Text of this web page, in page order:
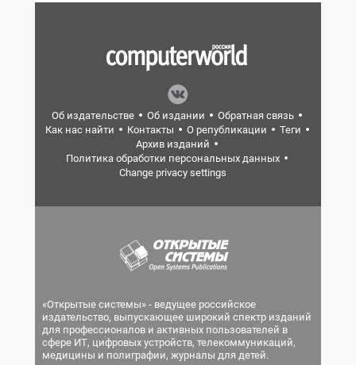
Об издательстве Об издании
Обратная связь
Как нас найти
Контакты О републикации
Теги
Архив изданий
Политика обработки персональных данных
Change privacy settings
«Открытые системы» - ведущее российское
издательство, выпускающее широкий спектр изданий
для профессионалов и активных пользователей в
сфере ИТ, цифровых устройств, телекоммуникаций,
медицины и полиграфии, журналы для детей.